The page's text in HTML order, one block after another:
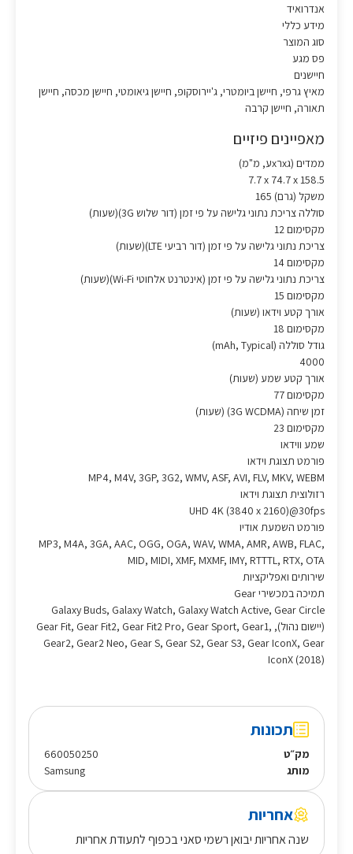
אנדרואיד
מידע כללי
סוג המוצר
פס מגע
חיישנים
מאיץ גרפי, חיישן ביומטרי, ג'יירוסקופ, חיישן גיאומטי, חיישן מכסה, חיישן
תאורה, חיישן קרבה
מאפיינים פיזיים
ממדים (גxרxע, מ"מ)
‎7.7 x 74.7 x 158.5‎
משקל (גרם) 165
סוללה צריכת נתוני גלישה על פי זמן (דור שלוש 3G)(שעות)
מקסימום 12
צריכת נתוני גלישה על פי זמן (דור רביעי LTE)(שעות)
מקסימום 14
צריכת נתוני גלישה על פי זמן (אינטרנט אלחוטי Wi-Fi)(שעות)
מקסימום 15
אורך קטע וידאו (שעות)
מקסימום 18
גודל סוללה (mAh, Typical)
4000
אורך קטע שמע (שעות)
מקסימום 77
זמן שיחה (3G WCDMA) (שעות)
מקסימום 23
שמע ווידאו
פורמט תצוגת וידאו
MP4, M4V, 3GP, 3G2, WMV, ASF, AVI, FLV, MKV, WEBM
רזולוצית תצוגת וידאו
UHD 4K (3840 x 2160)@30fps
פורמט השמעת אודיו
‎MP3, M4A, 3GA, AAC, OGG, OGA, WAV, WMA, AMR, AWB, FLAC,
MID, MIDI, XMF, MXMF, IMY, RTTTL, RTX, OTA‎
שירותים ואפליקציות
תמיכה במכשירי Gear
‎Galaxy Buds, Galaxy Watch, Galaxy Watch Active, Gear Circle
(יישום נהול), Gear Fit, Gear Fit2, Gear Fit2 Pro, Gear Sport, Gear1,
Gear2, Gear2 Neo, Gear S, Gear S2, Gear S3, Gear IconX, Gear
IconX (2018)‎
תכונות
מק״ט
660050250
מותג
Samsung
אחריות
שנה אחריות יבואן רשמי סאני בכפוף לתעודת אחריות